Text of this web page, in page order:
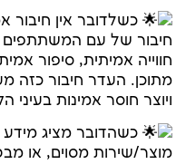
כשלדובר אין חיבור
חיבור של עם המשתתפים
חווייה אמיתית, סיפור
מתוכן. העדר חיבור כזה
ויוצר חוסר אמינות בעיני
כשהדובר מציג מידע
מוצר/שירות מסוים, או